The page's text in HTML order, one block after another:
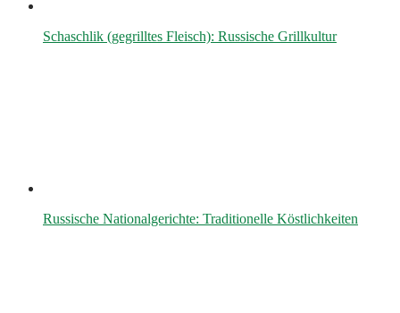
Schaschlik (gegrilltes Fleisch): Russische Grillkultur
Russische Nationalgerichte: Traditionelle Köstlichkeiten